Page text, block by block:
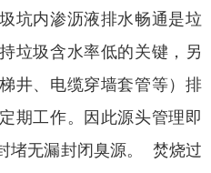
坑内渗沥液排水畅通是垃
垃圾含水率低的关键，另
井、电缆穿墙套管等）排
期工作。因此源头管理即
堵无漏封闭臭源。 焚烧过